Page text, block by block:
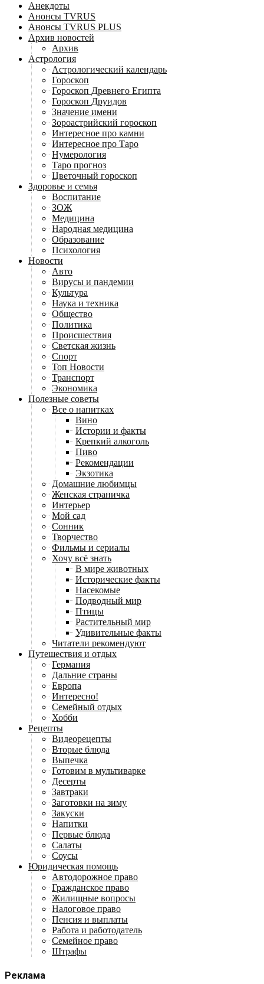
Анекдоты
Анонсы TVRUS
Анонсы TVRUS PLUS
Архив новостей
Архив
Астрология
Астрологический календарь
Гороскоп
Гороскоп Древнего Египта
Гороскоп Друидов
Значение имени
Зороастрийский гороскоп
Интересное про камни
Интересное про Таро
Нумерология
Таро прогноз
Цветочный гороскоп
Здоровье и семья
Воспитание
ЗОЖ
Медицина
Народная медицина
Образование
Психология
Новости
Авто
Вирусы и пандемии
Культура
Наука и техника
Общество
Политика
Происшествия
Светская жизнь
Спорт
Топ Новости
Транспорт
Экономика
Полезные советы
Все о напитках
Вино
Истории и факты
Крепкий алкоголь
Пиво
Рекомендации
Экзотика
Домашние любимцы
Женская страничка
Интерьер
Мой сад
Сонник
Творчество
Фильмы и сериалы
Хочу всё знать
В мире животных
Исторические факты
Насекомые
Подводный мир
Птицы
Растительный мир
Удивительные факты
Читатели рекомендуют
Путешествия и отдых
Германия
Дальние страны
Европа
Интересно!
Семейный отдых
Хобби
Рецепты
Видеорецепты
Вторые блюда
Выпечка
Готовим в мультиварке
Десерты
Завтраки
Заготовки на зиму
Закуски
Напитки
Первые блюда
Салаты
Соусы
Юридическая помощь
Автодорожное право
Гражданское право
Жилищные вопросы
Налоговое право
Пенсия и выплаты
Работа и работодатель
Семейное право
Штрафы
Реклама